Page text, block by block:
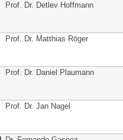
Prof. Dr. Detlev Hoffmann
Prof. Dr. Matthias Röger
Prof. Dr. Daniel Plaumann
Prof. Dr. Jan Nagel